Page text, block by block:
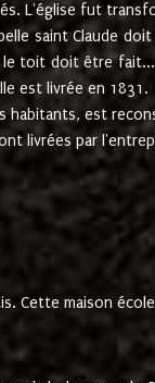
L'église fut
saint Claude
toit doit être
est livrée en 1831.
habitants, est
livrées par
Cette maison